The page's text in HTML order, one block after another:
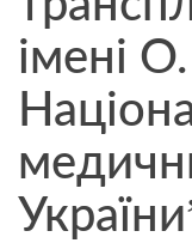
імені